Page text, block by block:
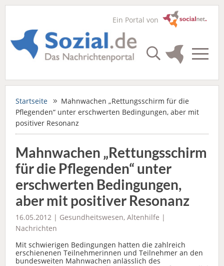
Ein Portal von
Startseite
Mahnwachen „Rettungsschirm für die
Pflegenden“ unter erschwerten Bedingungen, aber mit
positiver Resonanz
Mahnwachen „Rettungsschirm
für die Pflegenden“ unter
erschwerten Bedingungen,
aber mit positiver Resonanz
16.05.2012 | Gesundheitswesen, Altenhilfe |
Nachrichten
Mit schwierigen Bedingungen hatten die zahlreich
erschienenen Teilnehmerinnen und Teilnehmer an den
bundesweiten Mahnwachen anlässlich des